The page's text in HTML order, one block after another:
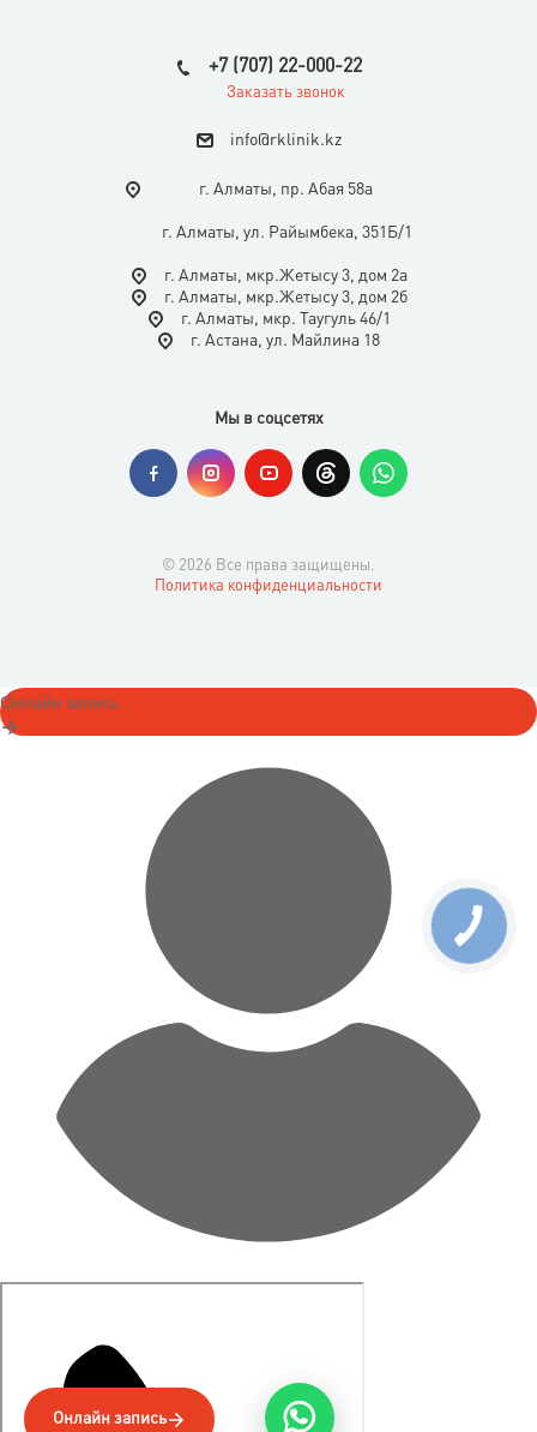
+7 (707) 22-000-22
Заказать звонок
info@rklinik.kz
г. Алматы, пр. Абая 58а
г. Алматы, ул. Райымбека, 351Б/1
г. Алматы, мкр.Жетысу 3, дом 2а
г. Алматы, мкр.Жетысу 3, дом 2б
г. Алматы, мкр. Таугуль 46/1
г. Астана, ул. Майлина 18
Мы в соцсетях
© 2026 Все права защищены.
Политика конфиденциальности